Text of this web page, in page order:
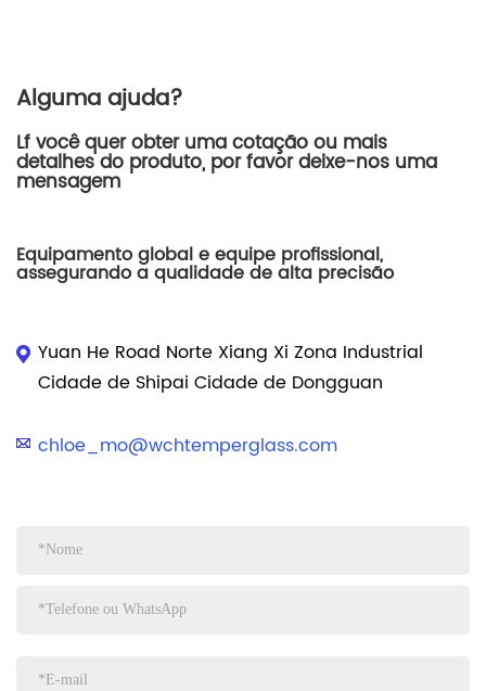
Alguma ajuda?
Lf você quer obter uma cotação ou mais
detalhes do produto, por favor deixe-nos uma
mensagem
Equipamento global e equipe profissional,
assegurando a qualidade de alta precisão
Yuan He Road Norte Xiang Xi Zona Industrial
Cidade de Shipai Cidade de Dongguan
chloe_mo@wchtemperglass.com